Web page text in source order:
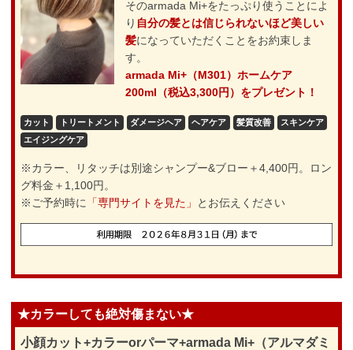
そのarmada Mi+をたっぷり使うことによ
り 自分の髪とは信じられないほど美しい
髪になっていただくことをお約束しま
す。
armada Mi+（M301）ホームケア
200ml（税込3,300円）をプレゼント！
カット トリートメント ダメージヘア ヘアケア 髪質改善
スキンケア
エイジングケア
※カラー、リタッチは別途シャンプー&ブロー＋4,400円。ロン
グ料金＋1,100円。
※ご予約時に 「専門サイトを見た」 とお伝えください
★カラーしても絶対傷まない★
小顔カット+カラーorパーマ+armada Mi+（アルマダミ